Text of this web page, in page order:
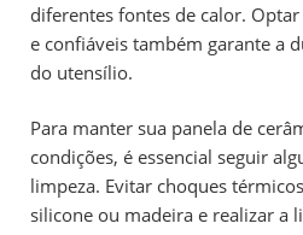
diferentes fontes de calor.
e confiáveis também garante a
do utensílio.
Para manter sua panela de
condições, é essencial seguir
limpeza. Evitar choques
silicone ou madeira e realizar a